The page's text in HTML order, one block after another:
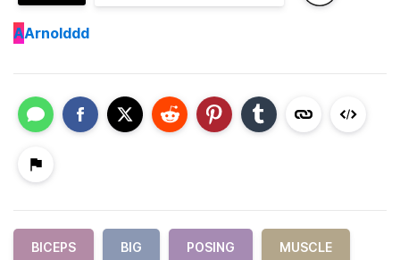
AArnolddd
BICEPS BIG POSING MUSCLE